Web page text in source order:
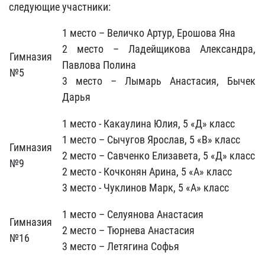
следующие участники:
Гимназия
№5
1 место – Величко Артур, Ерошова Яна
2 место – Ладейщикова Александра,
Павлова Полина
3 место – Лымарь Анастасия, Бычек
Дарья
Гимназия
№9
1 место - Какаулина Юлия, 5 «Д» класс
1 место – Сычугов Ярослав, 5 «В» класс
2 место – Савченко Елизавета, 5 «Д» класс
2 место - Кочконян Арина, 5 «А» класс
3 место - Чуклинов Марк, 5 «А» класс
Гимназия
№16
1 место – Селуянова Анастасия
2 место – Тюрнева Анастасия
3 место – Летягина Софья